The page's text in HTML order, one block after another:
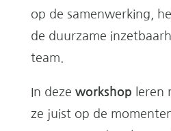
op de samenwerking,
de duurzame
team.
In deze workshop leren
ze juist op de